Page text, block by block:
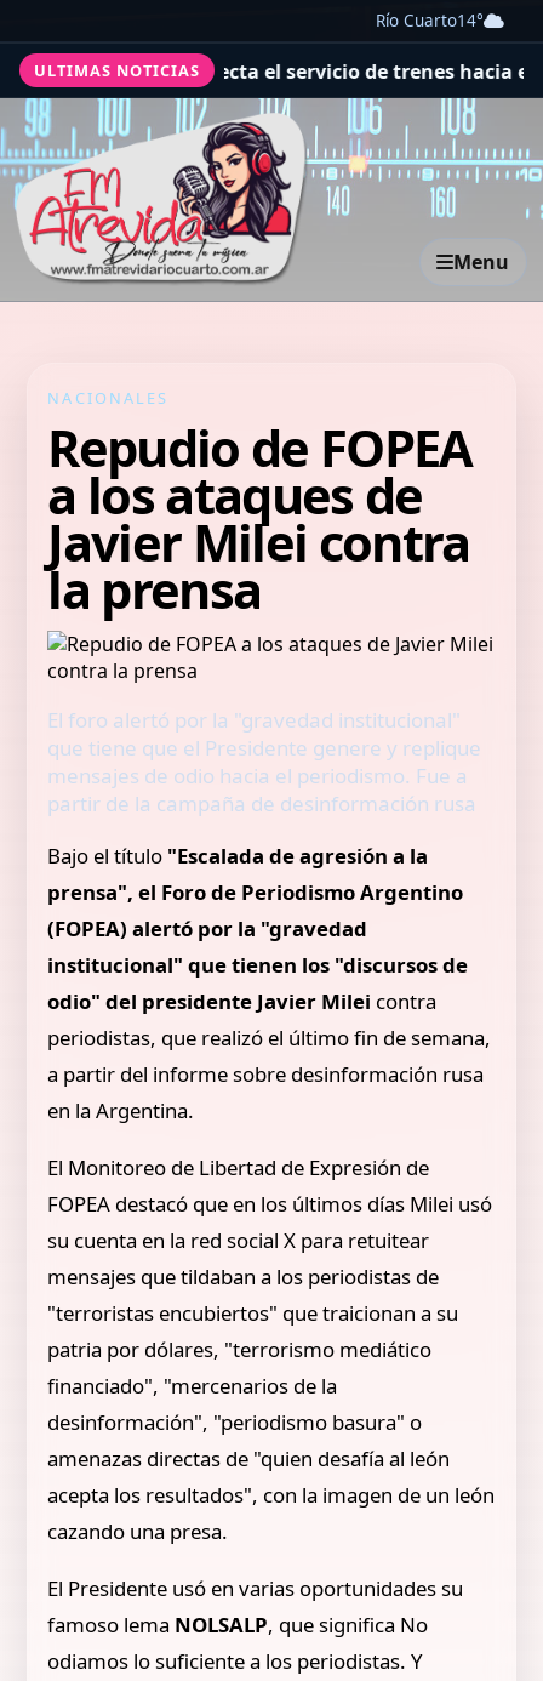
Río Cuarto14°
ULTIMAS NOTICIAS
que afecta el servicio de trenes hacia el santuario
Menu
NACIONALES
Repudio de FOPEA
a los ataques de
Javier Milei contra
la prensa
El foro alertó por la "gravedad institucional"
que tiene que el Presidente genere y replique
mensajes de odio hacia el periodismo. Fue a
partir de la campaña de desinformación rusa
Bajo el título "Escalada de agresión a la
prensa", el Foro de Periodismo Argentino
(FOPEA) alertó por la "gravedad
institucional" que tienen los "discursos de
odio" del presidente Javier Milei contra
periodistas, que realizó el último fin de semana,
a partir del informe sobre desinformación rusa
en la Argentina.
El Monitoreo de Libertad de Expresión de
FOPEA destacó que en los últimos días Milei usó
su cuenta en la red social X para retuitear
mensajes que tildaban a los periodistas de
"terroristas encubiertos" que traicionan a su
patria por dólares, "terrorismo mediático
financiado", "mercenarios de la
desinformación", "periodismo basura" o
amenazas directas de "quien desafía al león
acepta los resultados", con la imagen de un león
cazando una presa.
El Presidente usó en varias oportunidades su
famoso lema NOLSALP, que significa No
odiamos lo suficiente a los periodistas. Y